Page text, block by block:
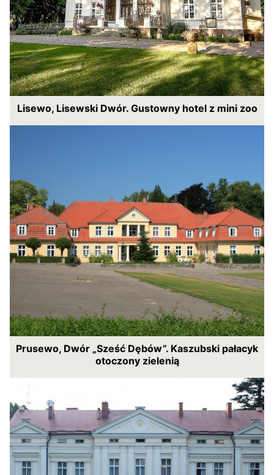
Lisewo, Lisewski Dwór. Gustowny hotel z mini zoo
Prusewo, Dwór „Sześć Dębów”. Kaszubski pałacyk
otoczony zielenią